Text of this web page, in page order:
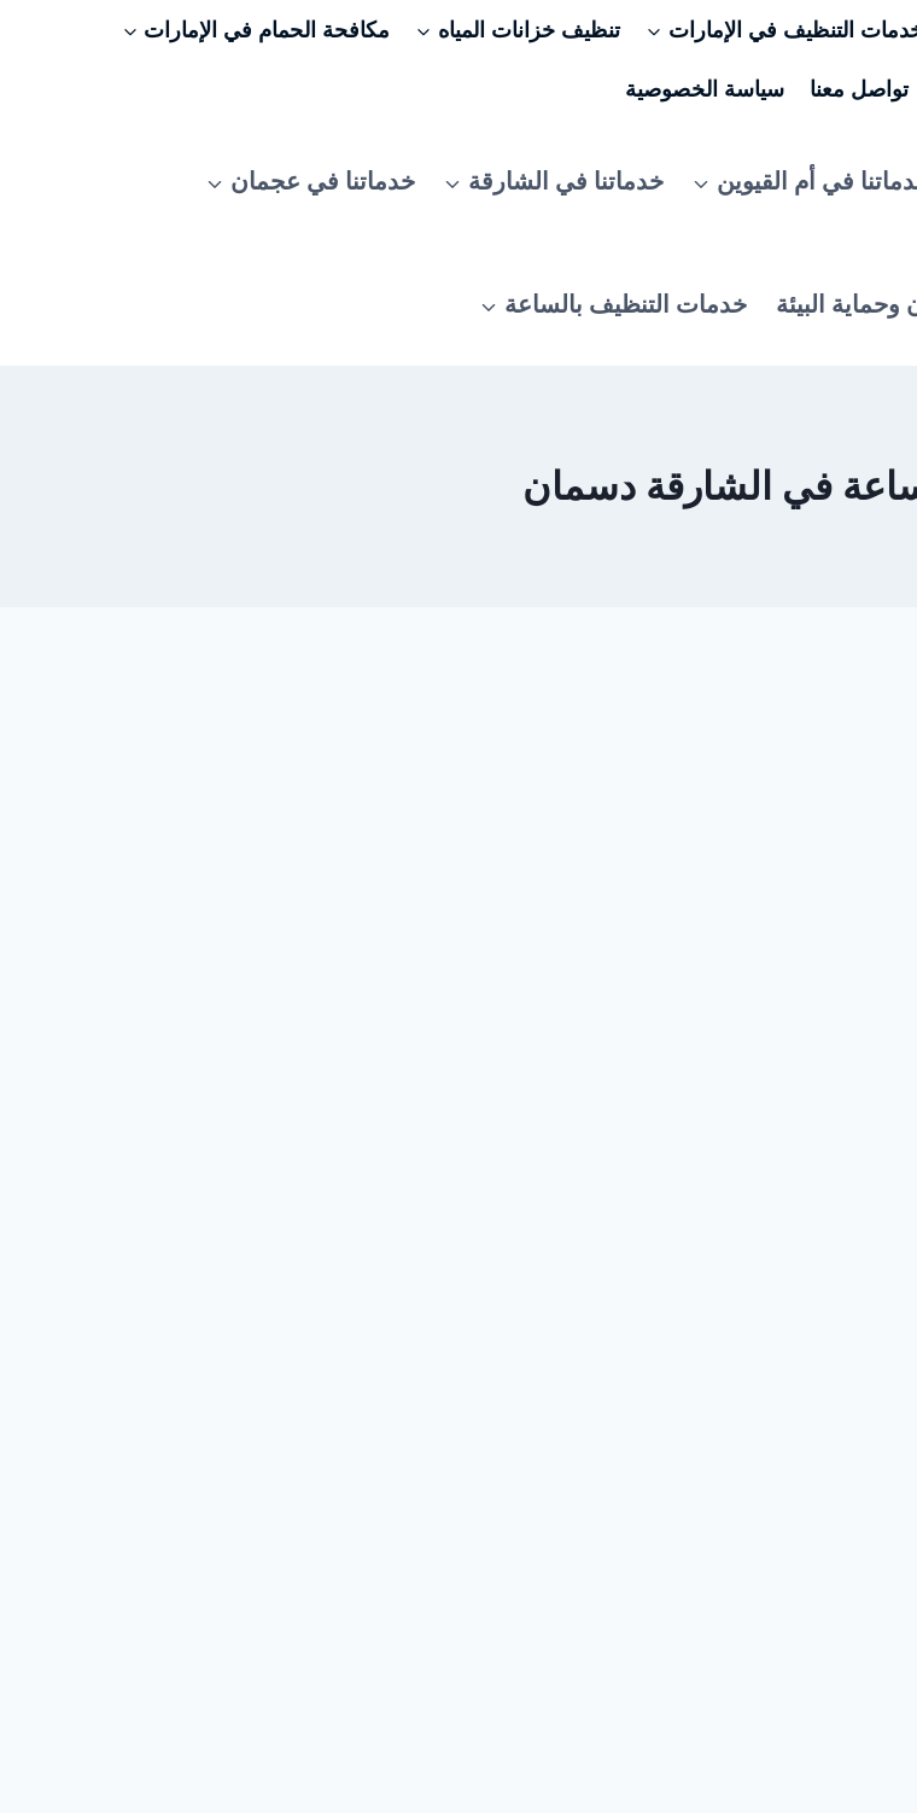
التنظيف في الإمارات تنظيف خزانات المياه مكافحة الحمام في الإمارات
تواصل معنا سياسة الخصوصية
في أم القيوين خدماتنا في الشارقة خدماتنا في عجمان
البيئة خدمات التنظيف بالساعة
في الشارقة دسمان